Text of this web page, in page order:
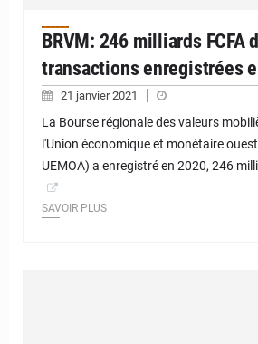
BRVM: 246 milliards FCFA
transactions enregistrées
21 janvier 2021
La Bourse régionale des valeurs
l'Union économique et monétaire
UEMOA) a enregistré en 2020, 246
SAVOIR PLUS